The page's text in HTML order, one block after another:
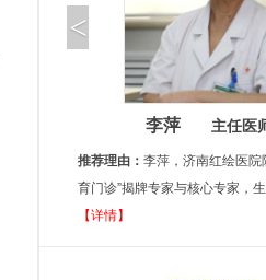
李萍 主任医
推荐理由： 李萍，济南红绘医院
育门诊”揭牌专家与核心专家，
【详情】
<